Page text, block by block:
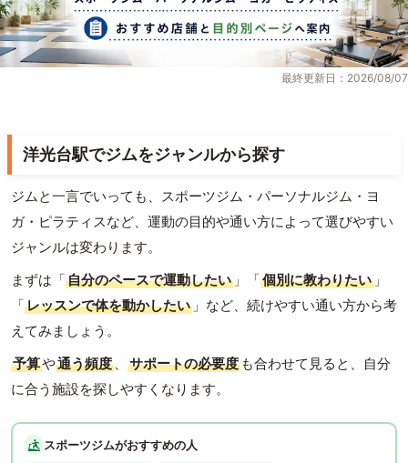
最終更新日：2026/08/07
洋光台駅でジムをジャンルから探す
ジムと一言でいっても、スポーツジム・パーソナルジム・ヨ
ガ・ピラティスなど、運動の目的や通い方によって選びやすい
ジャンルは変わります。
まずは「自分のペースで運動したい 」「個別に教わりたい 」
「レッスンで体を動かしたい 」など、続けやすい通い方から考
えてみましょう。
予算や通う頻度 、 サポートの必要度 も合わせて見ると、自分
に合う施設を探しやすくなります。
スポーツジムがおすすめの人